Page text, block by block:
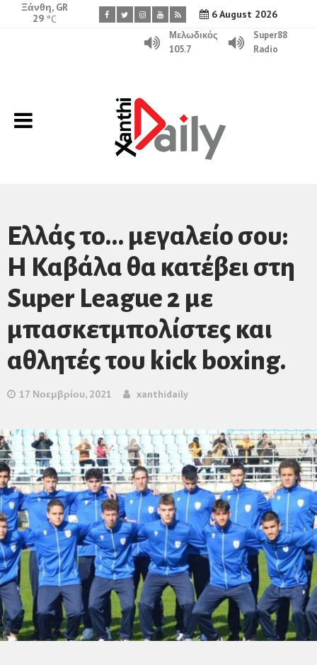
6 August 2026
Ξάνθη, GR
29 °C
Μελωδικός
105.7
Super88
Radio
Ελλάς το… μεγαλείο σου:
Η Καβάλα θα κατέβει στη
Super League 2 με
μπασκετμπολίστες και
αθλητές του kick boxing.
17 Νοεμβρίου, 2021 xanthidaily